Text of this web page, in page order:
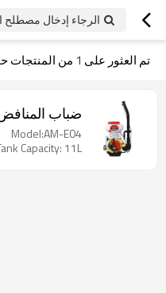
الرجاء إدخال مصطلح
تم العثور على 1 من المنتجات
ضباب
Model:AM-E04
Capacity: 11L